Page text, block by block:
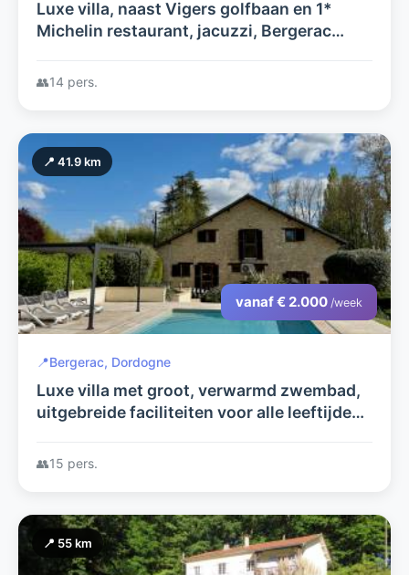
Luxe villa, naast Vigers golfbaan en 1*
Michelin restaurant, jacuzzi, Bergerac
slaapkamers, super uitzicht
👥14 pers.
📍 41.9 km
vanaf € 2.000 /week
📍Bergerac, Dordogne
Luxe villa met groot, verwarmd zwembad,
uitgebreide faciliteiten voor alle leeftijden,
met golf en Michelin ster
👥15 pers.
📍 55 km